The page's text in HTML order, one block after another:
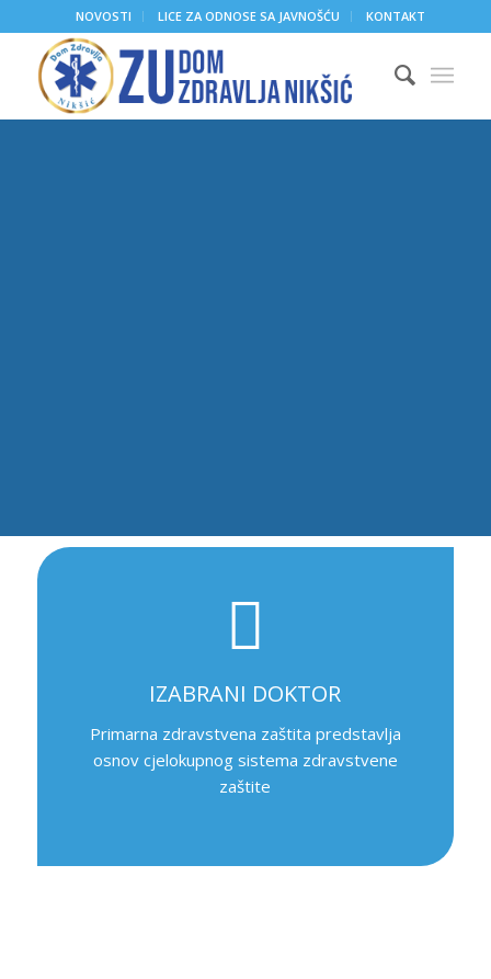
NOVOSTI LICE ZA ODNOSE SA JAVNOŠĆU KONTAKT
IZABRANI DOKTOR
Primarna zdravstvena zaštita predstavlja
osnov cjelokupnog sistema zdravstvene
zaštite